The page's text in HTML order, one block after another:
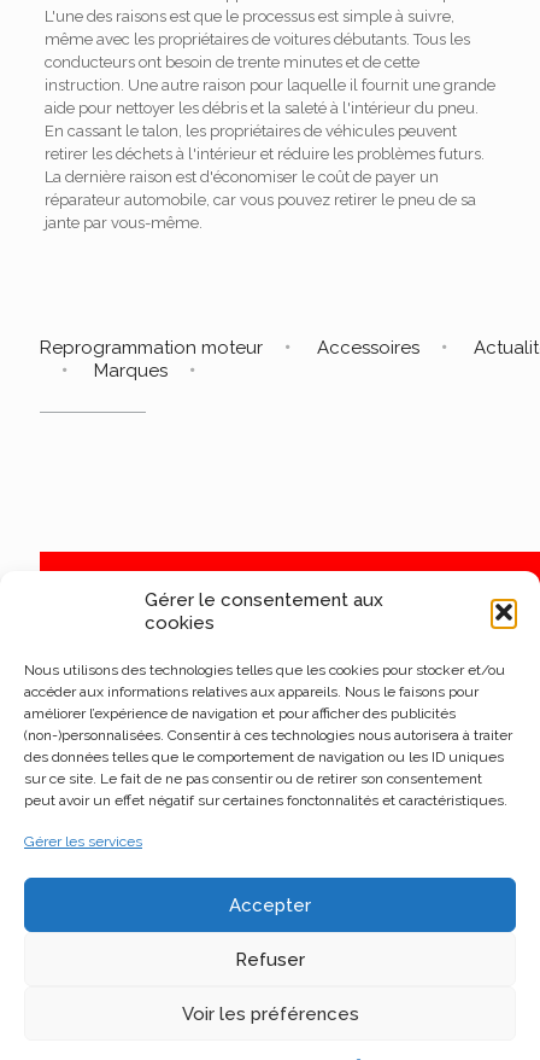
Gérer le consentement aux
cookies
Nous utilisons des technologies telles que les cookies pour stocker et/ou
accéder aux informations relatives aux appareils. Nous le faisons pour
améliorer l’expérience de navigation et pour afficher des publicités
(non-)personnalisées. Consentir à ces technologies nous autorisera à traiter
des données telles que le comportement de navigation ou les ID uniques
sur ce site. Le fait de ne pas consentir ou de retirer son consentement
peut avoir un effet négatif sur certaines fonctonnalités et caractéristiques.
Gérer les services
Accepter
Refuser
Voir les préférences
L'une des raisons est que le processus est simple à suivre,
même avec les propriétaires de voitures débutants. Tous les
conducteurs ont besoin de trente minutes et de cette
instruction. Une autre raison pour laquelle il fournit une grande
aide pour nettoyer les débris et la saleté à l'intérieur du pneu.
En cassant le talon, les propriétaires de véhicules peuvent
retirer les déchets à l'intérieur et réduire les problèmes futurs.
La dernière raison est d'économiser le coût de payer un
réparateur automobile, car vous pouvez retirer le pneu de sa
jante par vous-même.
Reprogrammation moteur Accessoires
Marques